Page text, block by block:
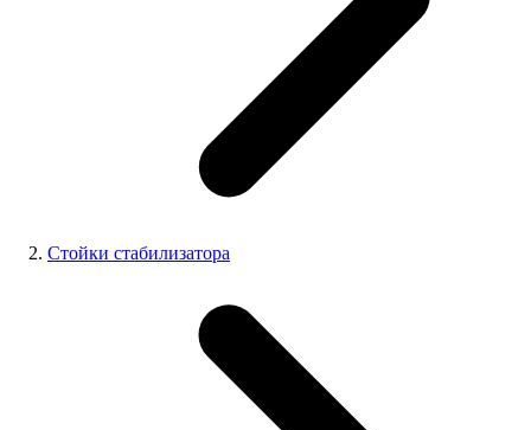
Стойки стабилизатора